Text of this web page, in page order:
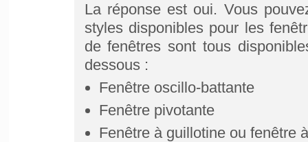
La réponse est oui. Vous
styles disponibles pour les
de fenêtres sont tous
dessous :
Fenêtre oscillo-battante
Fenêtre pivotante
Fenêtre à guillotine ou fenêtre